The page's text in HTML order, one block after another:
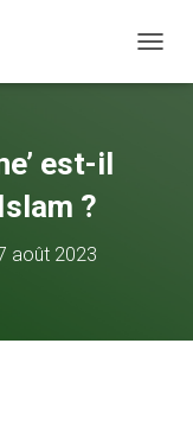
est-il
?
août 2023